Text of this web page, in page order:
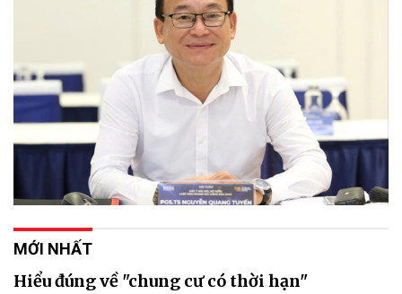
MỚI NHẤT
Hiểu đúng về "chung cư có thời hạn"